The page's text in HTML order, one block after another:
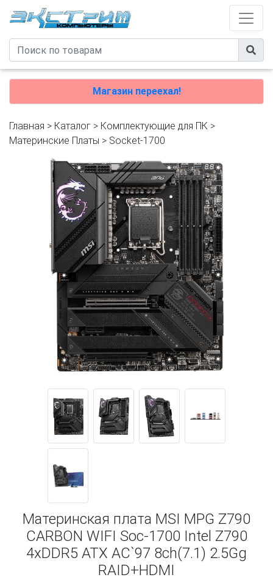
Магазин переехал!
Главная > Каталог > Комплектующие для ПК >
Материнские Платы > Socket-1700
Материнская плата MSI MPG Z790
CARBON WIFI Soc-1700 Intel Z790
4xDDR5 ATX AC`97 8ch(7.1) 2.5Gg
RAID+HDMI